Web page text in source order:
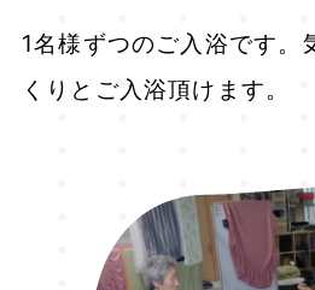
1名様ずつのご入浴です。
くりとご入浴頂けます。